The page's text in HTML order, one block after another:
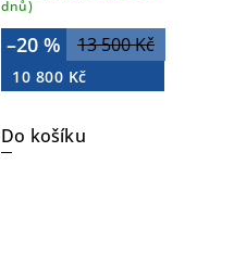
dnů)
13 500 Kč
–20 %
10 800 Kč
Do košíku